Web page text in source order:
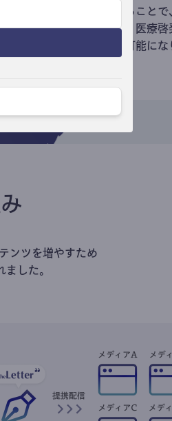
事を執筆すること
の寄付など、医療
での活動が可能にな
ンツを増やすため
した。